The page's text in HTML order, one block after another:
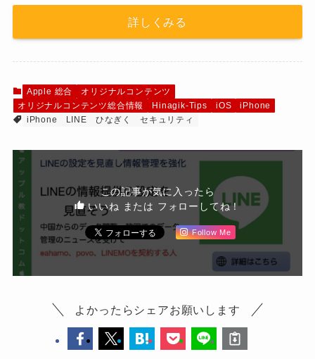
詳しくみる
Apple 総合
オリジナルコンテンツ
オリジナルコンテンツ総合情報
Hinagik-Tips iOS
iPhone
iPhone
LINE ひなぎく セキュリティ
この記事が気に入ったら
いいね または フォローしてね！
Follow Me
よかったらシェアお願いします